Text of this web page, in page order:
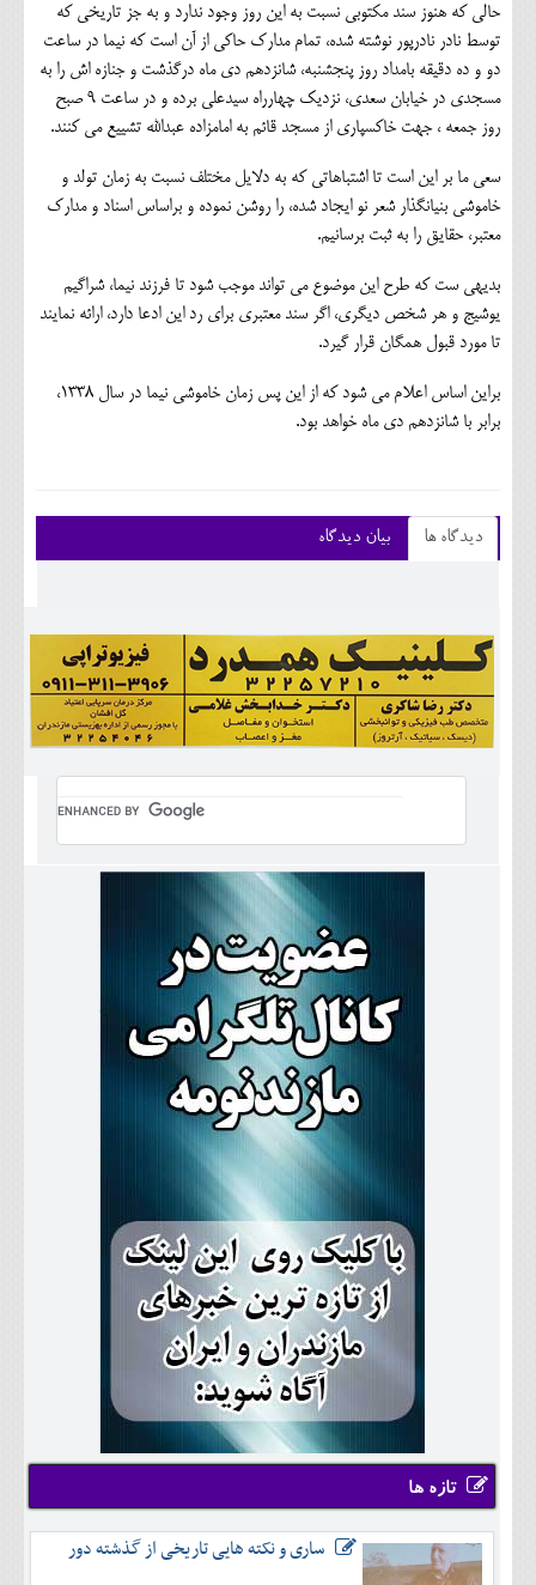
حالی که هنوز سند مکتوبی نسبت به این روز وجود ندارد و به جز تاریخی که
توسط نادر نادرپور نوشته شده، تمام مدارک حاکی از آن است که نیما در ساعت
دو و ده دقیقه بامداد روز پنجشنبه، شانزدهم دی ماه درگذشت و جنازه اش را به
مسجدی در خيابان سعدي، نزديك چهارراه سيدعلي برده و در ساعت ۹ صبح
روز جمعه ، جهت خاکسپاری از مسجد قائم به امامزاده عبدالله تشییع می کنند.
سعی ما بر این است تا اشتباهاتی که به دلایل مختلف نسبت به زمان تولد و
خاموشی بنیانگذار شعر نو ایجاد شده، را روشن نموده و براساس اسناد و مدارک
معتبر، حقایق را به ثبت برسانیم.
بدیهی ست که طرح این موضوع می تواند موجب شود تا فرزند نیما، شراگیم
یوشیج و هر شخص دیگری، اگر سند معتبری برای رد این ادعا دارد، ارائه نمایند
تا مورد قبول همگان قرار گیرد.
براین اساس اعلام می شود که از این پس زمان خاموشی نیما در سال 1338،
برابر با شانزدهم دی ماه خواهد بود.
دیدگاه ها بیان دیدگاه
تازه ها
ساری و نکته هایی تاریخی از گذشته دور